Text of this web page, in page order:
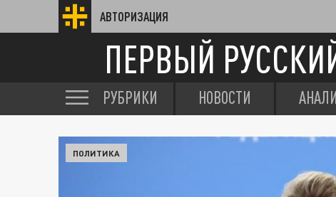
АВТОРИЗАЦИЯ
ПЕРВЫЙ
РУБРИКИ НОВОСТИ
ПОЛИТИКА